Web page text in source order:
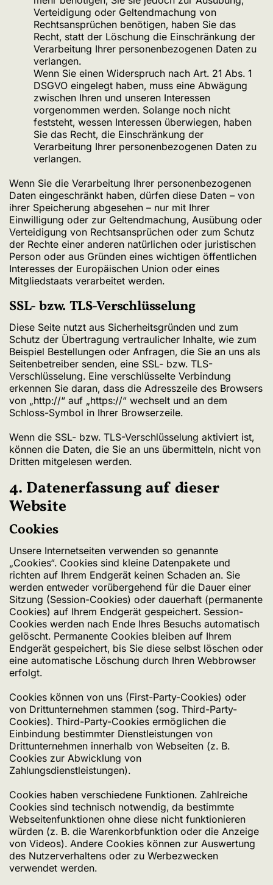
Verteidigung oder Geltendmachung von
Rechtsansprüchen benötigen, haben Sie das
Recht, statt der Löschung die Einschränkung der
Verarbeitung Ihrer personenbezogenen Daten zu
verlangen.
Wenn Sie einen Widerspruch nach Art. 21 Abs. 1
DSGVO eingelegt haben, muss eine Abwägung
zwischen Ihren und unseren Interessen
vorgenommen werden. Solange noch nicht
feststeht, wessen Interessen überwiegen, haben
Sie das Recht, die Einschränkung der
Verarbeitung Ihrer personenbezogenen Daten zu
verlangen.
Wenn Sie die Verarbeitung Ihrer personenbezogenen
Daten eingeschränkt haben, dürfen diese Daten – von
ihrer Speicherung abgesehen – nur mit Ihrer
Einwilligung oder zur Geltendmachung, Ausübung oder
Verteidigung von Rechtsansprüchen oder zum Schutz
der Rechte einer anderen natürlichen oder juristischen
Person oder aus Gründen eines wichtigen öffentlichen
Interesses der Europäischen Union oder eines
Mitgliedstaats verarbeitet werden.
SSL- bzw. TLS-Verschlüsselung
Diese Seite nutzt aus Sicherheitsgründen und zum
Schutz der Übertragung vertraulicher Inhalte, wie zum
Beispiel Bestellungen oder Anfragen, die Sie an uns als
Seitenbetreiber senden, eine SSL- bzw. TLS-
Verschlüsselung. Eine verschlüsselte Verbindung
erkennen Sie daran, dass die Adresszeile des Browsers
von „http://“ auf „https://“ wechselt und an dem
Schloss-Symbol in Ihrer Browserzeile.
Wenn die SSL- bzw. TLS-Verschlüsselung aktiviert ist,
können die Daten, die Sie an uns übermitteln, nicht von
Dritten mitgelesen werden.
4. Datenerfassung auf dieser
Website
Cookies
Unsere Internetseiten verwenden so genannte
„Cookies“. Cookies sind kleine Datenpakete und
richten auf Ihrem Endgerät keinen Schaden an. Sie
werden entweder vorübergehend für die Dauer einer
Sitzung (Session-Cookies) oder dauerhaft (permanente
Cookies) auf Ihrem Endgerät gespeichert. Session-
Cookies werden nach Ende Ihres Besuchs automatisch
gelöscht. Permanente Cookies bleiben auf Ihrem
Endgerät gespeichert, bis Sie diese selbst löschen oder
eine automatische Löschung durch Ihren Webbrowser
erfolgt.
Cookies können von uns (First-Party-Cookies) oder
von Drittunternehmen stammen (sog. Third-Party-
Cookies). Third-Party-Cookies ermöglichen die
Einbindung bestimmter Dienstleistungen von
Drittunternehmen innerhalb von Webseiten (z. B.
Cookies zur Abwicklung von
Zahlungsdienstleistungen).
Cookies haben verschiedene Funktionen. Zahlreiche
Cookies sind technisch notwendig, da bestimmte
Webseitenfunktionen ohne diese nicht funktionieren
würden (z. B. die Warenkorbfunktion oder die Anzeige
von Videos). Andere Cookies können zur Auswertung
des Nutzerverhaltens oder zu Werbezwecken
verwendet werden.